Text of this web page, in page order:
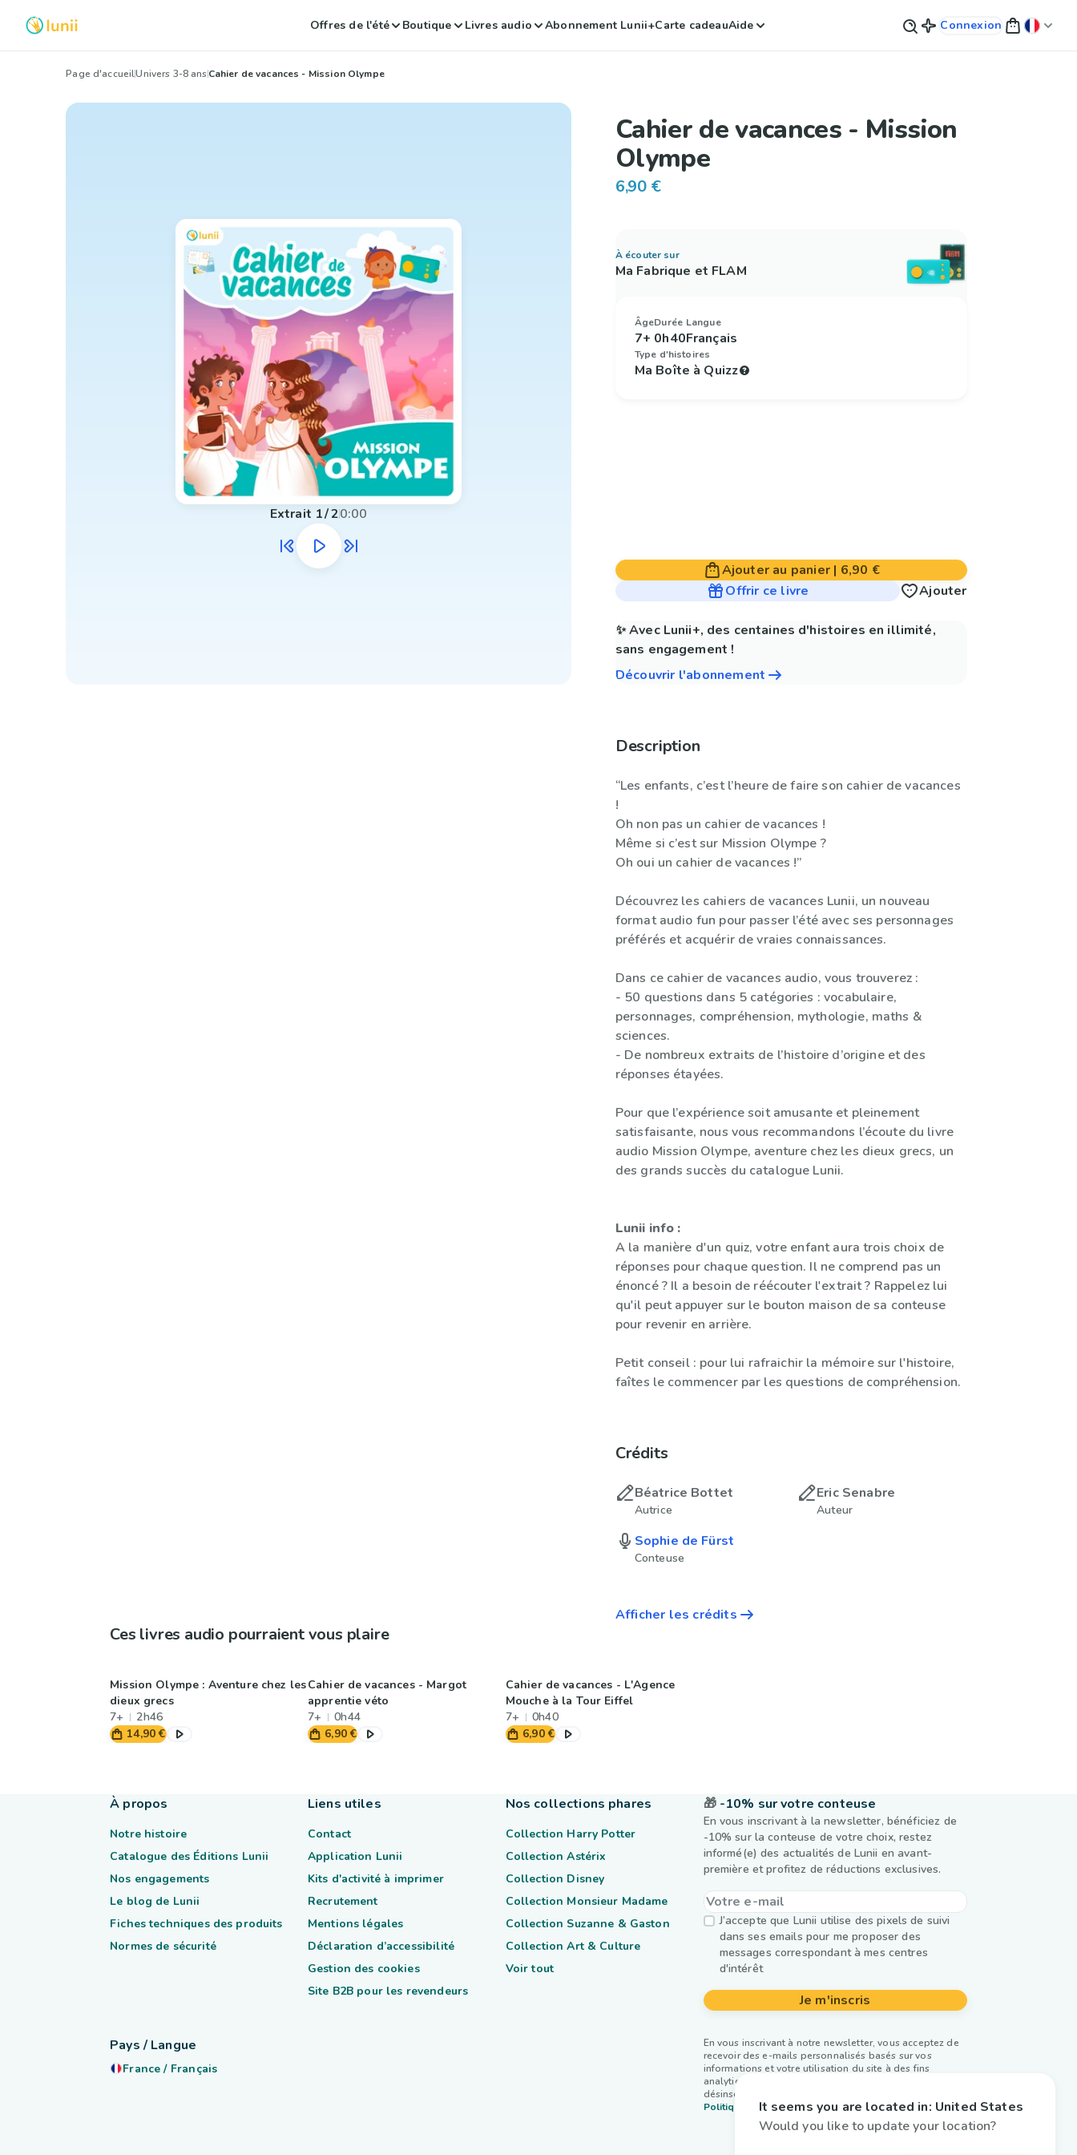
Offres de l'été Boutique Livres audio Abonnement Lunii+Carte cadeauAide Connexion
Page d'accueilUnivers 3-8 ansCahier de vacances - Mission Olympe
Extrait 1/20:00
Cahier de vacances - Mission
Olympe
6,90 €
À écouter sur
Ma Fabrique et FLAM
Âge
7+
Durée
0h40
Langue
Français
Type d'histoires
Ma Boîte à Quizz
Ajouter au panier| 6,90 €
Offrir ce livre
Ajouter
✨ Avec Lunii+, des centaines d'histoires en illimité,
sans engagement !
Découvrir l'abonnement
Description
“Les enfants, c’est l’heure de faire son cahier de vacances
!
Oh non pas un cahier de vacances !
Même si c’est sur Mission Olympe ?
Oh oui un cahier de vacances !”
Découvrez les cahiers de vacances Lunii, un nouveau
format audio fun pour passer l’été avec ses personnages
préférés et acquérir de vraies connaissances.
Dans ce cahier de vacances audio, vous trouverez :
- 50 questions dans 5 catégories : vocabulaire,
personnages, compréhension, mythologie, maths &
sciences.
- De nombreux extraits de l’histoire d’origine et des
réponses étayées.
Pour que l’expérience soit amusante et pleinement
satisfaisante, nous vous recommandons l’écoute du livre
audio Mission Olympe, aventure chez les dieux grecs, un
des grands succès du catalogue Lunii.
Lunii info :
A la manière d'un quiz, votre enfant aura trois choix de
réponses pour chaque question. Il ne comprend pas un
énoncé ? Il a besoin de réécouter l'extrait ? Rappelez lui
qu'il peut appuyer sur le bouton maison de sa conteuse
pour revenir en arrière.
Petit conseil : pour lui rafraichir la mémoire sur l'histoire,
faîtes le commencer par les questions de compréhension.
Crédits
Béatrice Bottet
Autrice
Eric Senabre
Auteur
Sophie de Fürst
Conteuse
Afficher les crédits
Ces livres audio pourraient vous plaire
Mission Olympe : Aventure chez les
dieux grecs
7+
2h46
14,90 €
Cahier de vacances - Margot
apprentie véto
7+
0h44
6,90 €
Cahier de vacances - L'Agence
Mouche à la Tour Eiffel
7+
0h40
6,90 €
🎁 -10% sur votre conteuse
En vous inscrivant à la newsletter, bénéficiez de
-10% sur la conteuse de votre choix, restez
informé(e) des actualités de Lunii en avant-
première et profitez de réductions exclusives.
J’accepte que Lunii utilise des pixels de suivi
dans ses emails pour me proposer des
messages correspondant à mes centres
d'intérêt
Je m'inscris
En vous inscrivant à notre newsletter, vous acceptez de
recevoir des e-mails personnalisés basés sur vos
informations et votre utilisation du site à des fins
analytiques et publicitaires. Vous pouvez vous
désinscrire à tout moment. Plus d’infos dans notre
Politique de confidentialité.
À propos
Notre histoire
Catalogue des Éditions Lunii
Nos engagements
Le blog de Lunii
Fiches techniques des produits
Normes de sécurité
Liens utiles
Contact
Application Lunii
Kits d'activité à imprimer
Recrutement
Mentions légales
Déclaration d’accessibilité
Gestion des cookies
Site B2B pour les revendeurs
Nos collections phares
Collection Harry Potter
Collection Astérix
Collection Disney
Collection Monsieur Madame
Collection Suzanne & Gaston
Collection Art & Culture
Voir tout
Pays / Langue
France / Français
It seems you are located in: United States
Would you like to update your location?